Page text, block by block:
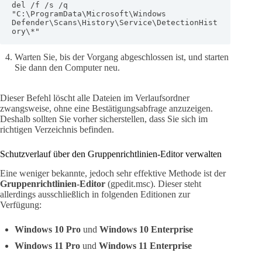
del /f /s /q
"C:\ProgramData\Microsoft\Windows
Defender\Scans\History\Service\DetectionHist
ory\*"
Warten Sie, bis der Vorgang abgeschlossen ist, und starten
Sie dann den Computer neu.
Dieser Befehl löscht alle Dateien im Verlaufsordner
zwangsweise, ohne eine Bestätigungsabfrage anzuzeigen.
Deshalb sollten Sie vorher sicherstellen, dass Sie sich im
richtigen Verzeichnis befinden.
Schutzverlauf über den Gruppenrichtlinien-Editor verwalten
Eine weniger bekannte, jedoch sehr effektive Methode ist der
Gruppenrichtlinien-Editor (gpedit.msc). Dieser steht
allerdings ausschließlich in folgenden Editionen zur
Verfügung:
Windows 10 Pro und Windows 10 Enterprise
Windows 11 Pro und Windows 11 Enterprise